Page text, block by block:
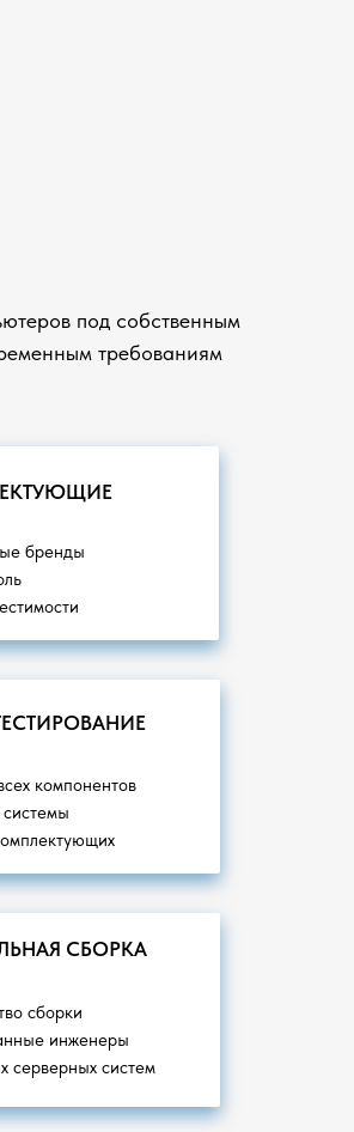
под собственным
требованиям
СБОРКА
бренды
сборки
инженеры
серверных систем
компонентов